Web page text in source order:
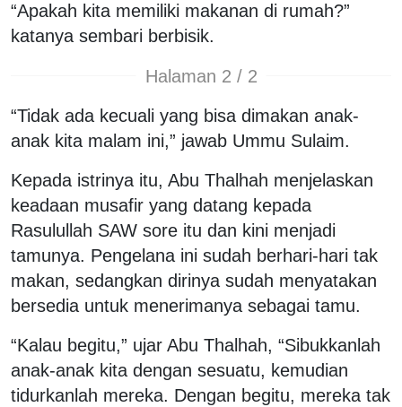
“Apakah kita memiliki makanan di rumah?”
katanya sembari berbisik.
Halaman 2 / 2
“Tidak ada kecuali yang bisa dimakan anak-
anak kita malam ini,” jawab Ummu Sulaim.
Kepada istrinya itu, Abu Thalhah menjelaskan
keadaan musafir yang datang kepada
Rasulullah SAW sore itu dan kini menjadi
tamunya. Pengelana ini sudah berhari-hari tak
makan, sedangkan dirinya sudah menyatakan
bersedia untuk menerimanya sebagai tamu.
“Kalau begitu,” ujar Abu Thalhah, “Sibukkanlah
anak-anak kita dengan sesuatu, kemudian
tidurkanlah mereka. Dengan begitu, mereka tak